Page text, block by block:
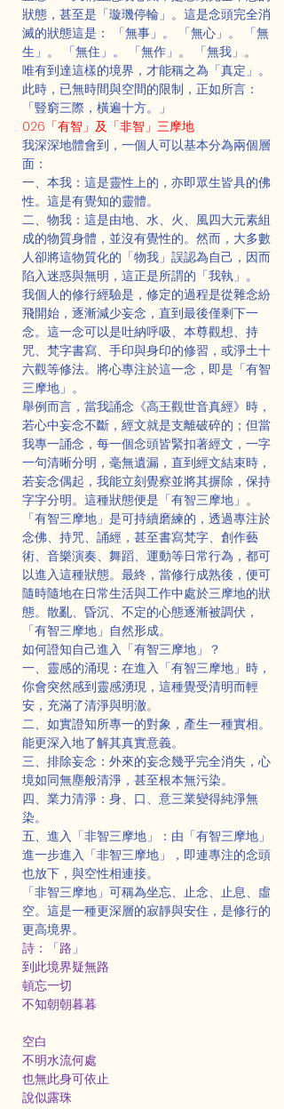
狀態，甚至是「璇璣停輪」。這是念頭完全消
滅的狀態這是： 「無事」。 「無心」。 「無
生」。 「無住」。 「無作」。 「無我」。
唯有到達這樣的境界，才能稱之為「真定」。
此時，已無時間與空間的限制，正如所言：
「豎窮三際，橫遍十方。」
026「有智」及「非智」三摩地
我深深地體會到，一個人可以基本分為兩個層
面：
一、本我：這是靈性上的，亦即眾生皆具的佛
性。這是有覺知的靈體。
二、物我：這是由地、水、火、風四大元素組
成的物質身體，並沒有覺性的。然而，大多數
人卻將這物質化的「物我」誤認為自己，因而
陷入迷惑與無明，這正是所謂的「我執」。
我個人的修行經驗是，修定的過程是從雜念紛
飛開始，逐漸減少妄念，直到最後僅剩下一
念。這一念可以是吐納呼吸、本尊觀想、持
咒、梵字書寫、手印與身印的修習，或淨土十
六觀等修法。將心專注於這一念，即是「有智
三摩地」。
舉例而言，當我誦念《高王觀世音真經》時，
若心中妄念不斷，經文就是支離破碎的；但當
我專一誦念，每一個念頭皆緊扣著經文，一字
一句清晰分明，毫無遺漏，直到經文結束時，
若妄念偶起，我能立刻覺察並將其摒除，保持
字字分明。這種狀態便是「有智三摩地」。
「有智三摩地」是可持續磨練的，透過專注於
念佛、持咒、誦經，甚至書寫梵字、創作藝
術、音樂演奏、舞蹈、運動等日常行為，都可
以進入這種狀態。最終，當修行成熟後，便可
隨時隨地在日常生活與工作中處於三摩地的狀
態。散亂、昏沉、不定的心態逐漸被調伏，
「有智三摩地」自然形成。
如何證知自己進入「有智三摩地」？
一、靈感的涌現：在進入「有智三摩地」時，
你會突然感到靈感湧現，這種覺受清明而輕
安，充滿了清淨與明澈。
二、如實證知所專一的對象，產生一種實相。
能更深入地了解其真實意義。
三、排除妄念：外來的妄念幾乎完全消失，心
境如同無塵般清淨，甚至根本無污染。
四、業力清淨：身、口、意三業變得純淨無
染。
五、進入「非智三摩地」：由「有智三摩地」
進一步進入「非智三摩地」，即連專注的念頭
也放下，與空性相連接。
「非智三摩地」可稱為坐忘、止念、止息、虛
空。這是一種更深層的寂靜與安住，是修行的
更高境界。
詩：「路」
到此境界疑無路
頓忘一切
不知朝朝暮暮
空白
不明水流何處
也無此身可依止
說似露珠